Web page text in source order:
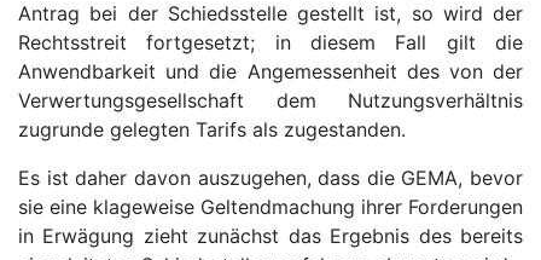
Antrag bei der Schiedsstelle gestellt ist, so wird der
Rechtsstreit fortgesetzt; in diesem Fall gilt die
Anwendbarkeit und die Angemessenheit des von der
Verwertungsgesellschaft dem Nutzungsverhältnis
zugrunde gelegten Tarifs als zugestanden.
Es ist daher davon auszugehen, dass die GEMA, bevor
sie eine klageweise Geltendmachung ihrer Forderungen
in Erwägung zieht zunächst das Ergebnis des bereits